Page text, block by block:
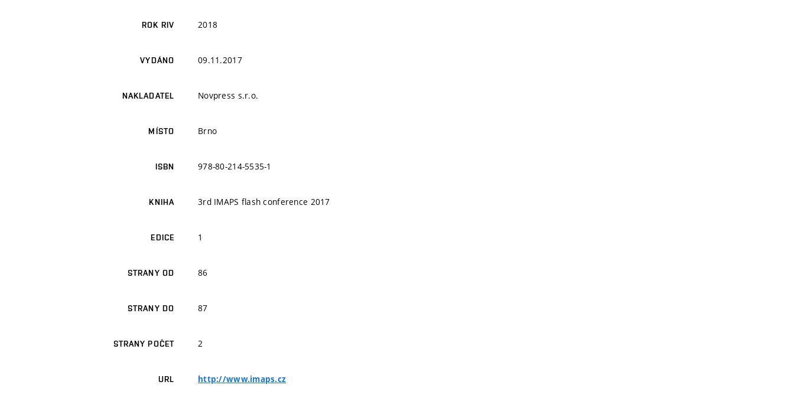
ROK RIV 2018
VYDÁNO 09.11.2017
NAKLADATEL Novpress s.r.o.
MÍSTO Brno
ISBN 978-80-214-5535-1
KNIHA 3rd IMAPS flash conference 2017
EDICE 1
STRANY OD 86
STRANY DO 87
STRANY POČET 2
URL http://www.imaps.cz